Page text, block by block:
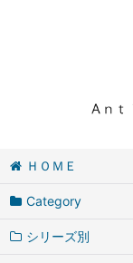
ＨＯＭＥ
Category
シリーズ別